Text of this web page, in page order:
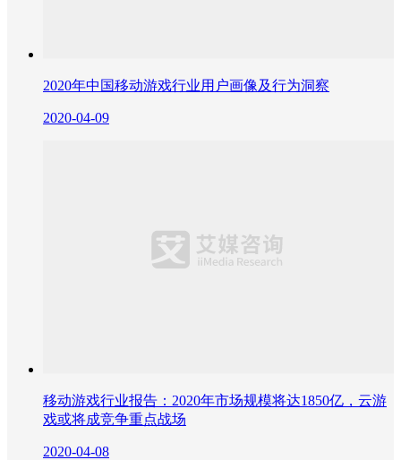
2020年中国移动游戏行业用户画像及行为洞察
2020-04-09
移动游戏行业报告：2020年市场规模将达1850亿，云游
戏或将成竞争重点战场
2020-04-08